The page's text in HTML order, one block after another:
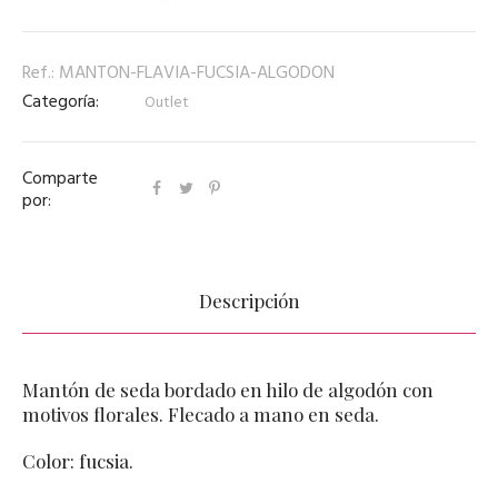
Ref.: MANTON-FLAVIA-FUCSIA-ALGODON
Categoría:
Outlet
Comparte
por:
Descripción
Mantón de seda bordado en hilo de algodón con
motivos florales. Flecado a mano en seda.
Color: fucsia.